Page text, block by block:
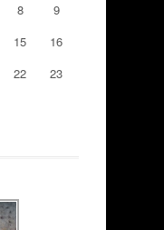
8
9
15
16
22
23